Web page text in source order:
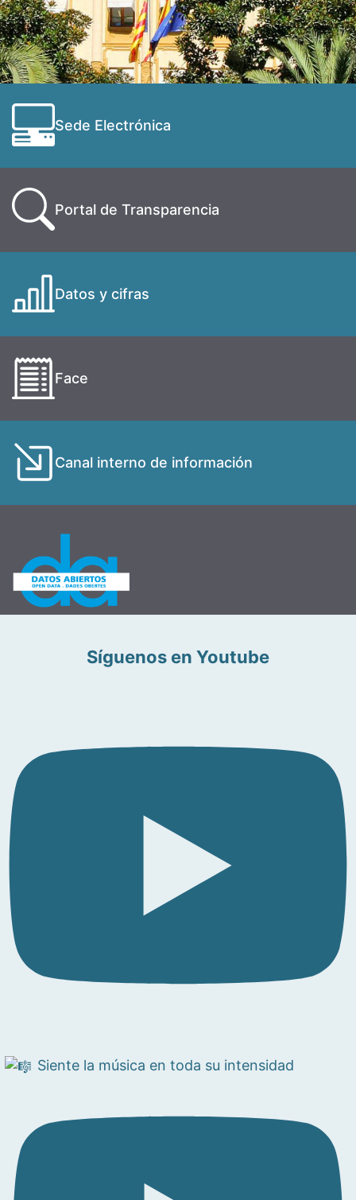
Sede Electrónica
Portal de Transparencia
Datos y cifras
Face
Canal interno de información
Síguenos en Youtube
Siente la música en toda su intensidad